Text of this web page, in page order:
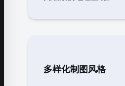
多样化制图风格